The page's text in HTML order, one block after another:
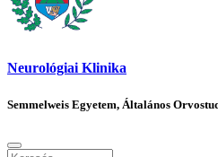
Neurológiai Klinika
Semmelweis Egyetem, Általános